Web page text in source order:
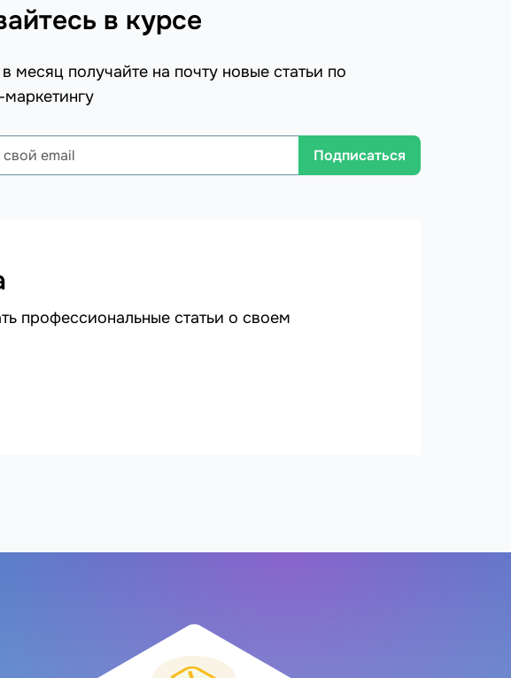
в курсе
месяц получайте на почту новые статьи по
маркетингу
Подписаться
профессиональные статьи о своем